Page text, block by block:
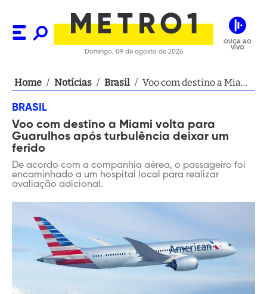
Domingo, 09 de agosto de 2026
OUÇA AO
VIVO
Home / Notícias / Brasil / Voo com destino a Miami
um ferido
BRASIL
Voo com destino a Miami volta para
Guarulhos após turbulência deixar um
ferido
De acordo com a companhia aérea, o passageiro foi
encaminhado a um hospital local para realizar
avaliação adicional.